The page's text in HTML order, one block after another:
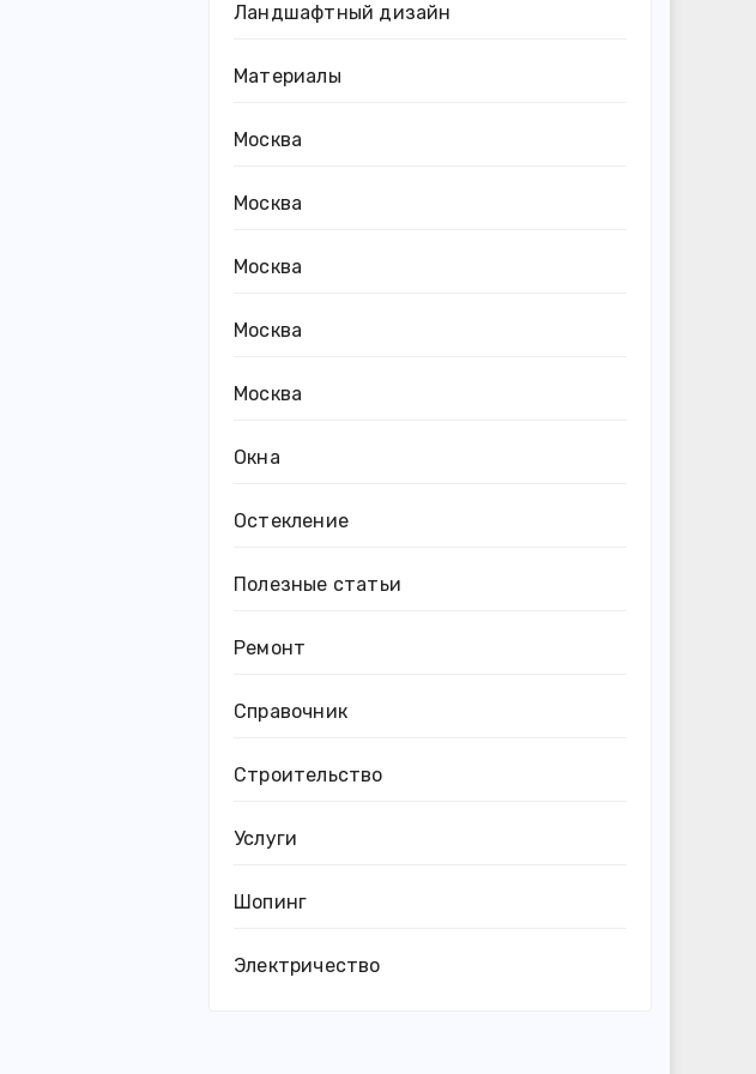
Ландшафтный дизайн
Материалы
Москва
Москва
Москва
Москва
Москва
Окна
Остекление
Полезные статьи
Ремонт
Справочник
Строительство
Услуги
Шопинг
Электричество